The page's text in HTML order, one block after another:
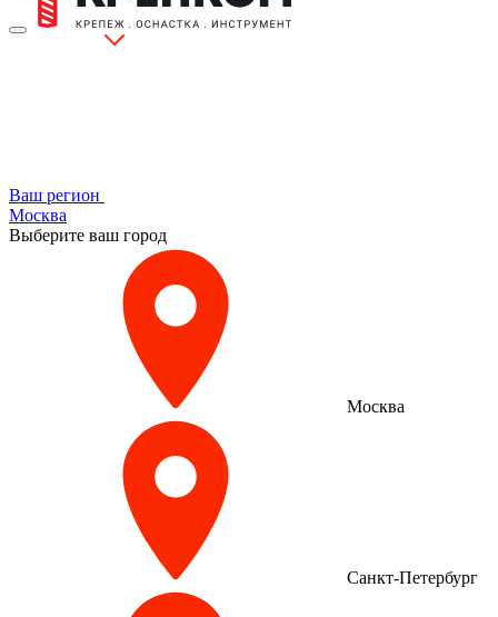
Ваш регион
Москва
Выберите ваш город
Москва
Санкт-Петербург